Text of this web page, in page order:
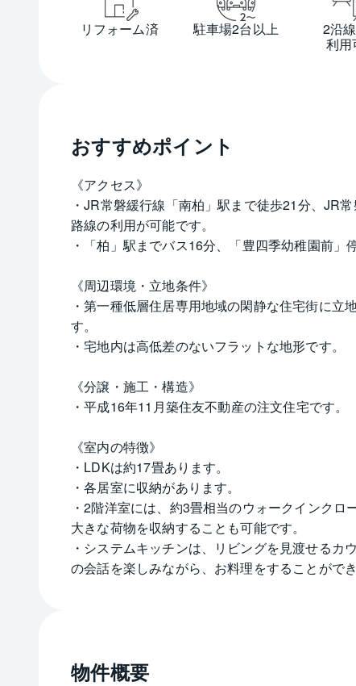
リフォーム済 駐車場2台以上
2沿
利用
おすすめポイント
《アクセス》
・JR常磐緩行線「南柏」駅まで徒歩21分、JR
路線の利用が可能です。
・「柏」駅までバス16分、「豊四季幼稚園前」
《周辺環境・立地条件》
・第一種低層住居専用地域の閑静な住宅街に立
す。
・宅地内は高低差のないフラットな地形です。
《分譲・施工・構造》
・平成16年11月築住友不動産の注文住宅です。
《室内の特徴》
・LDKは約17畳あります。
・各居室に収納があります。
・2階洋室には、約3畳相当のウォークインク
大きな荷物を収納することも可能です。
・システムキッチンは、リビングを見渡せるカ
の会話を楽しみながら、お料理をすることがで
・窓ガラスは、全てペアガラスを採用しています
物件概要